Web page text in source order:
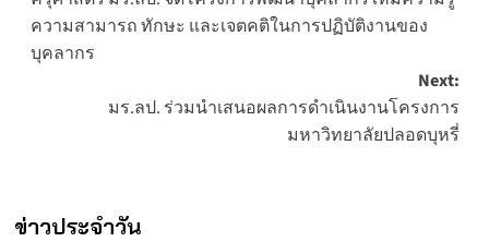
navigation
ความสามารถ ทักษะ และเจตคติในการปฏิบัติงานของ
บุคลากร
Next:
มร.ลป. ร่วมนำเสนอผลการดำเนินงานโครงการ
มหาวิทยาลัยปลอดบุหรี่
ข่าวประจำวัน